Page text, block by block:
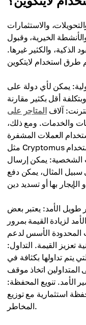
والاستثمارات
الخيرية، وقبول
الذكية، والكثير غيرها.
يمكن لأي دولة على
أقل بكثير مقارنة
آلاف المتاجر على
والخدمات. ومع ذلك،
العملات المشفرة
مثل Cryptomus تجعل الدفع للسلع والخدمات باستخدام LTC
الشخصية: يمكن إرسال
المثال، يمكن دفع
طويل الأمد: يعتبر بعض
لزيادة القيمة بمرور
المحدودة الأسس لدعم
تعزيز القيمة. التداول:
يتم تداولها بكثافة في
المتداولين اتخاذ موقف
الأمد. تنويع المحفظة:
استثمارية مع توزيع
المخاطر.